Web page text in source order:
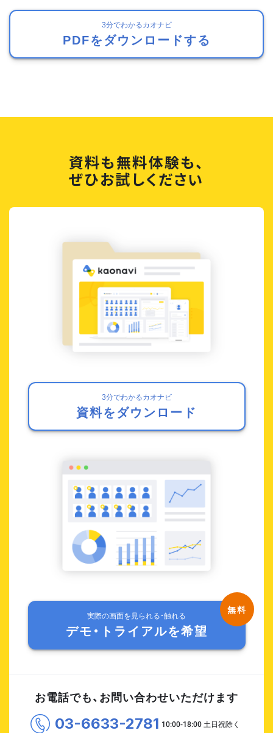
3分でわかるカオナビ
PDFをダウンロードする
資料も無料体験も、
ぜひお試しください
3分でわかるカオナビ
資料をダウンロード
実際の画面を見られる・触れる
デモ・トライアルを希望
お電話でも、お問い合わせいただけます
03-6633-2781